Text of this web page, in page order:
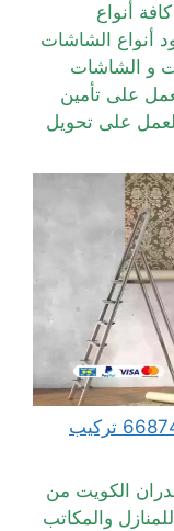
أنواع
أنواع الشاشات
و الشاشات
على تأمين
على تحويل
فني تركيب ورق جدران الكويت 66874433 تركيب
الكويت من
والمكاتب